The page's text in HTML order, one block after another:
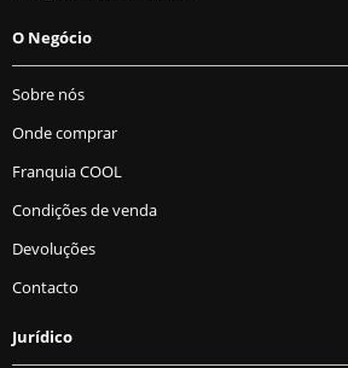
O Negócio
Sobre nós
Onde comprar
Franquia COOL
Condições de venda
Devoluções
Contacto
Jurídico